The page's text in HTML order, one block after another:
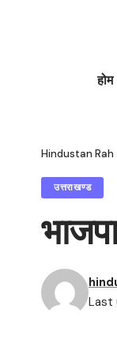
होम
Hindustan Rah
उत्तराखण्ड
Last